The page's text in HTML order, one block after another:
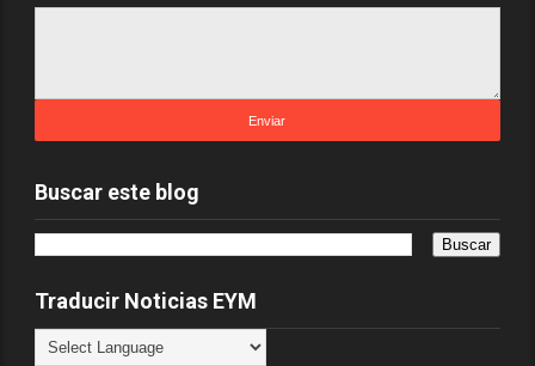
Buscar este blog
Traducir Noticias EYM